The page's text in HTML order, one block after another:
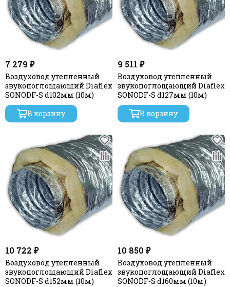
7 279 ₽
Воздуховод утепленный
звукопоглощающий Diaflex
SONODF-S d102мм (10м)
В корзину
9 511 ₽
Воздуховод утепленный
звукопоглощающий Diaflex
SONODF-S d127мм (10м)
В корзину
10 722 ₽
Воздуховод утепленный
звукопоглощающий Diaflex
SONODF-S d152мм (10м)
10 850 ₽
Воздуховод утепленный
звукопоглощающий Diaflex
SONODF-S d160мм (10м)